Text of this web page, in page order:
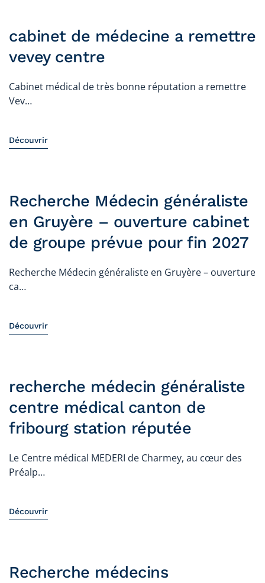
cabinet de médecine a remettre
vevey centre
Cabinet médical de très bonne réputation a remettre
Vev…
Découvrir
Recherche Médecin généraliste
en Gruyère – ouverture cabinet
de groupe prévue pour fin 2027
Recherche Médecin généraliste en Gruyère – ouverture
ca…
Découvrir
recherche médecin généraliste
centre médical canton de
fribourg station réputée
Le Centre médical MEDERI de Charmey, au cœur des
Préalp…
Découvrir
Recherche médecins